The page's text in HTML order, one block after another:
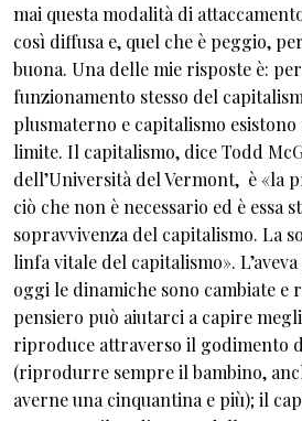
mai questa modalità di
così diffusa e, quel che è peggio,
buona. Una delle mie risposte è:
funzionamento stesso del
plusmaterno e capitalismo esistono
limite. Il capitalismo, dice Todd
dell’Università del Vermont, è «la
ciò che non è necessario ed è essa
sopravvivenza del capitalismo. La
linfa vitale del capitalismo».
oggi le dinamiche sono cambiate e
pensiero può aiutarci a capire
riproduce attraverso il godimento
(riprodurre sempre il bambino,
averne una cinquantina e più); il